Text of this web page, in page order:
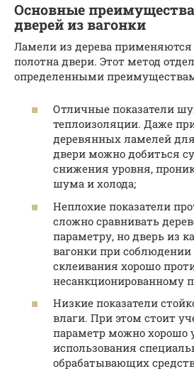
Основные
дверей из вагонки
Ламели из дерева
полотна двери. Этот метод
определенными
Отличные показатели
теплоизоляции. Даже
деревянных ламелей
двери можно добиться
снижения уровня,
шума и холода;
Неплохие показатели
сложно сравнивать
параметру, но дверь из
вагонки при соблюдении
склеивания хорошо
несанкционированному
Низкие показатели
влаги. При этом стоит
параметр можно хорошо
использования
обрабатывающих